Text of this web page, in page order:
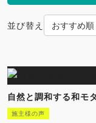
並び替え
自然と調和する和モ
施主様の声